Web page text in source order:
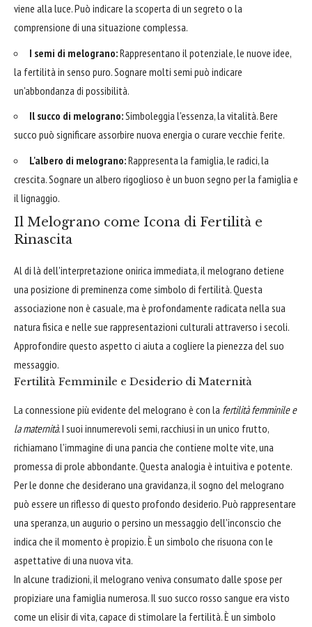
viene alla luce. Può indicare la scoperta di un segreto o la
comprensione di una situazione complessa.
I semi di melograno:Rappresentano il potenziale, le nuove idee,
la fertilità in senso puro. Sognare molti semi può indicare
un'abbondanza di possibilità.
Il succo di melograno:Simboleggia l'essenza, la vitalità. Bere
succo può significare assorbire nuova energia o curare vecchie ferite.
L'albero di melograno:Rappresenta la famiglia, le radici, la
crescita. Sognare un albero rigoglioso è un buon segno per la famiglia e
il lignaggio.
Il Melograno come Icona di Fertilità e
Rinascita
Al di là dell'interpretazione onirica immediata, il melograno detiene
una posizione di preminenza come simbolo di fertilità. Questa
associazione non è casuale, ma è profondamente radicata nella sua
natura fisica e nelle sue rappresentazioni culturali attraverso i secoli.
Approfondire questo aspetto ci aiuta a cogliere la pienezza del suo
messaggio.
Fertilità Femminile e Desiderio di Maternità
La connessione più evidente del melograno è con la fertilità femminile e
la maternità. I suoi innumerevoli semi, racchiusi in un unico frutto,
richiamano l'immagine di una pancia che contiene molte vite, una
promessa di prole abbondante. Questa analogia è intuitiva e potente.
Per le donne che desiderano una gravidanza, il sogno del melograno
può essere un riflesso di questo profondo desiderio. Può rappresentare
una speranza, un augurio o persino un messaggio dell'inconscio che
indica che il momento è propizio. È un simbolo che risuona con le
aspettative di una nuova vita.
In alcune tradizioni, il melograno veniva consumato dalle spose per
propiziare una famiglia numerosa. Il suo succo rosso sangue era visto
come un elisir di vita, capace di stimolare la fertilità. È un simbolo